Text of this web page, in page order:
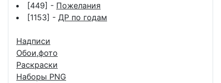
[449] - Пожелания
[1153] - ДР по годам
Надписи
Обои,фото
Раскраски
Наборы PNG